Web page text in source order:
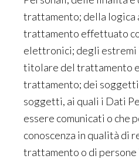
trattamento; della logica
trattamento effettuato
elettronici; degli
titolare del trattamento
trattamento; dei
soggetti, ai quali i Dati
essere comunicati o che
conoscenza in qualità di
trattamento o di persone